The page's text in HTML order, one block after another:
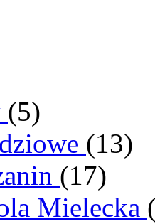
(5)
(13)
(17)
Mielecka